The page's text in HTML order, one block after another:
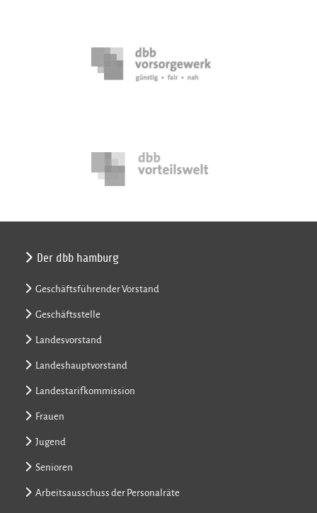
Der dbb hamburg
Geschäftsführender Vorstand
Geschäftsstelle
Landesvorstand
Landeshauptvorstand
Landestarifkommission
Frauen
Jugend
Senioren
Arbeitsausschuss der Personalräte